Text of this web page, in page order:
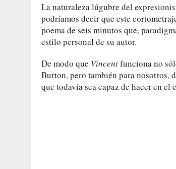
La naturaleza lúgubre del
podríamos decir que este
poema de seis minutos que,
estilo personal de su autor.
De modo que Vincentfunciona no
Burton, pero también para
que todavía sea capaz de hacer en el